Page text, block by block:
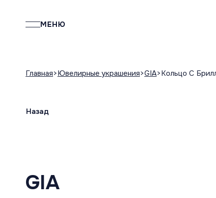
МЕНЮ
Главная Ювелирные украшения GIA Кольцо С
Назад
GIA